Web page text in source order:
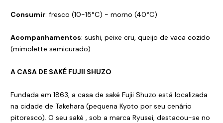
Consumir: fresco (10-15°C) - morno (40°C)
Acompanhamentos: sushi, peixe cru, queijo de vaca cozido
(mimolette semicurado)
A CASA DE SAKÉ FUJII SHUZO
Fundada em 1863, a casa de saké Fujii Shuzo está localizada
na cidade de Takehara (pequena Kyoto por seu cenário
pitoresco). O seu saké , sob a marca Ryusei, destacou-se no